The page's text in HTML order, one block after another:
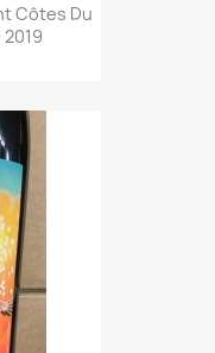
Côtes Du